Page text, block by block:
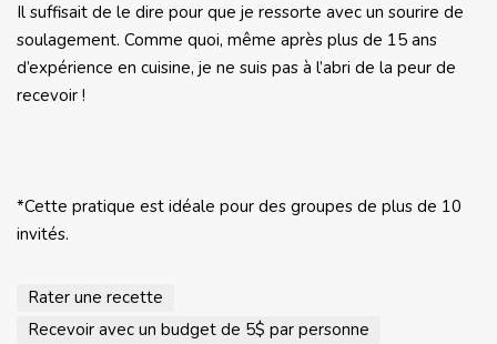
Il suffisait de le dire pour que je ressorte avec un sourire de
soulagement. Comme quoi, même après plus de 15 ans
d’expérience en cuisine, je ne suis pas à l’abri de la peur de
recevoir !
*Cette pratique est idéale pour des groupes de plus de 10
invités.
Rater une recette
Recevoir avec un budget de 5$ par personne